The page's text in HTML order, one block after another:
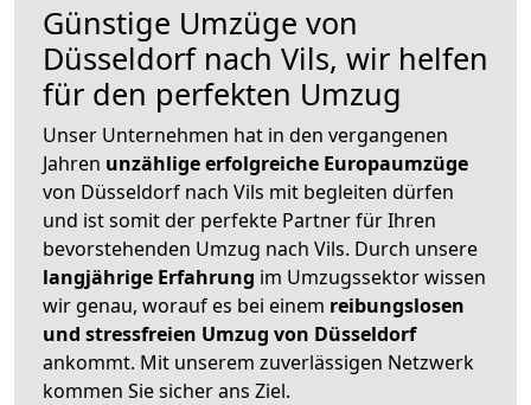
Günstige Umzüge von
Düsseldorf nach Vils, wir helfen
für den perfekten Umzug
Unser Unternehmen hat in den vergangenen
Jahren unzählige erfolgreiche Europaumzüge
von Düsseldorf nach Vils mit begleiten dürfen
und ist somit der perfekte Partner für Ihren
bevorstehenden Umzug nach Vils. Durch unsere
langjährige Erfahrung im Umzugssektor wissen
wir genau, worauf es bei einem reibungslosen
und stressfreien Umzug von Düsseldorf
ankommt. Mit unserem zuverlässigen Netzwerk
kommen Sie sicher ans Ziel.